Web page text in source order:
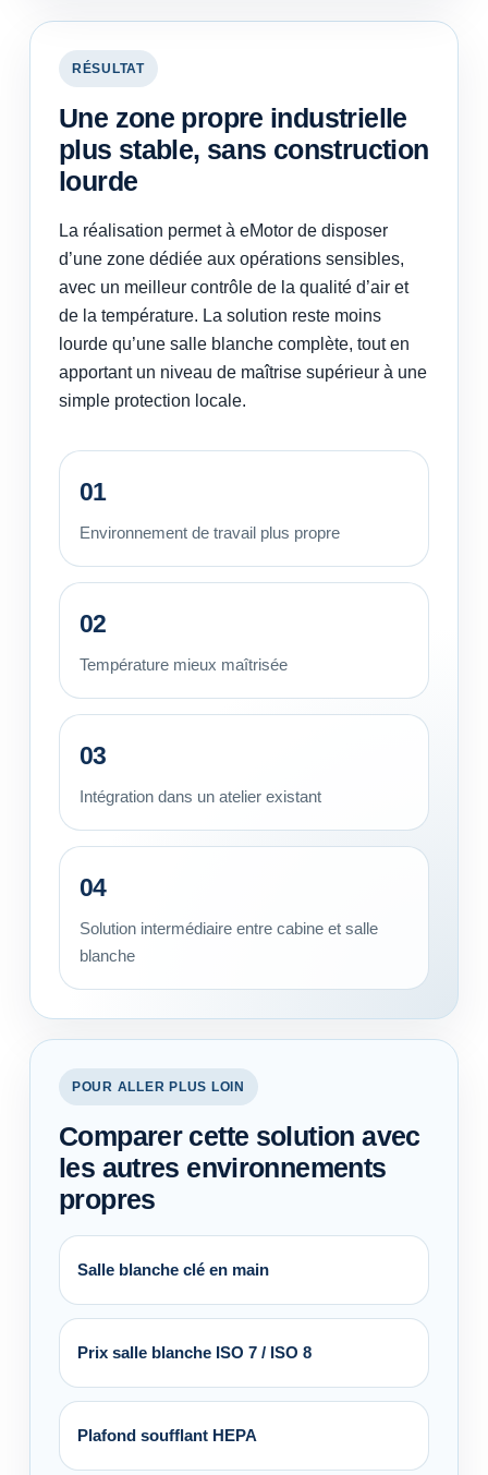
RÉSULTAT
Une zone propre industrielle
plus stable, sans construction
lourde
La réalisation permet à eMotor de disposer
d’une zone dédiée aux opérations sensibles,
avec un meilleur contrôle de la qualité d’air et
de la température. La solution reste moins
lourde qu’une salle blanche complète, tout en
apportant un niveau de maîtrise supérieur à une
simple protection locale.
01
Environnement de travail plus propre
02
Température mieux maîtrisée
03
Intégration dans un atelier existant
04
Solution intermédiaire entre cabine et salle
blanche
POUR ALLER PLUS LOIN
Comparer cette solution avec
les autres environnements
propres
Salle blanche clé en main
Prix salle blanche ISO 7 / ISO 8
Plafond soufflant HEPA